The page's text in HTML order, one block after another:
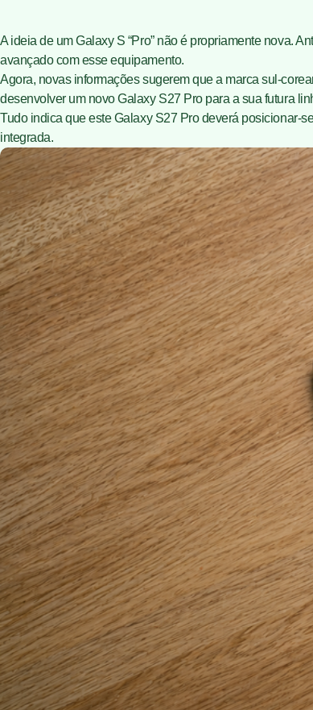
A ideia de um Galaxy S “Pro” não é propriamente nova.
avançado com esse equipamento.
Agora, novas informações sugerem que a marca sul-
desenvolver um novo Galaxy S27 Pro para a sua futura
Tudo indica que este Galaxy S27 Pro deverá posicionar-
integrada.